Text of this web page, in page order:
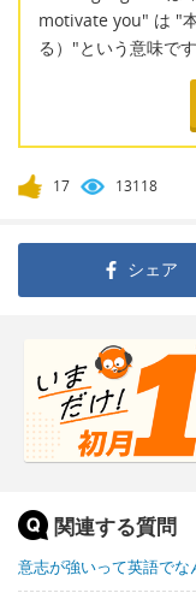
motivate you" は "
る）"という意味です
17 13118
シェア
関連する質問
意志が強いって英語でな